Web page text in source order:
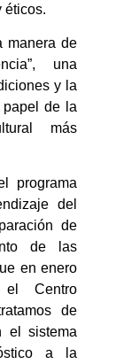
éticos.
manera de
una
y la
de la
más
programa
del
de
de las
en enero
Centro
de
el sistema
a la